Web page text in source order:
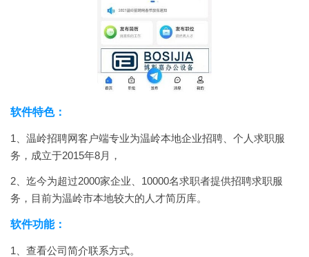
软件特色：
1、温岭招聘网客户端专业为温岭本地企业招聘、个人求职服
务，成立于2015年8月，
2、迄今为超过2000家企业、10000名求职者提供招聘求职服
务，目前为温岭市本地较大的人才简历库。
软件功能：
1、查看公司简介联系方式。